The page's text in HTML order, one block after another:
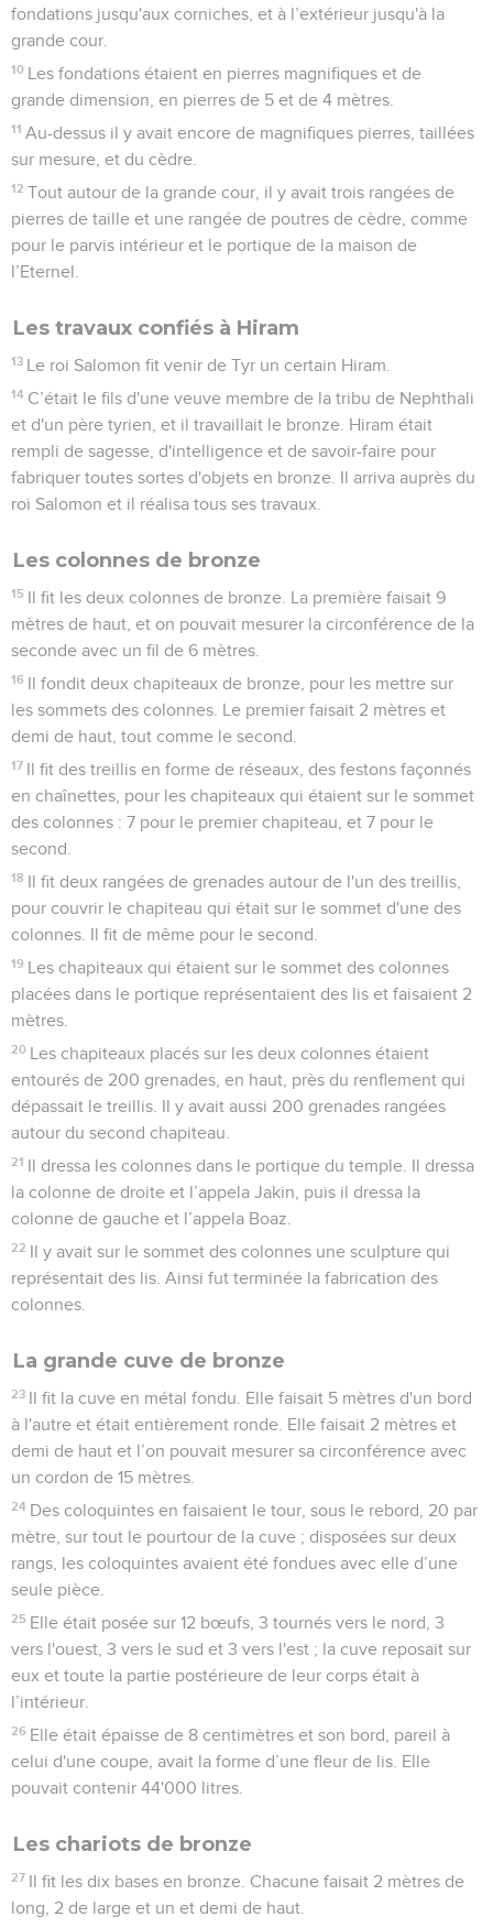
fondations jusqu'aux corniches, et à l’extérieur jusqu'à la
grande cour.
10 Les fondations étaient en pierres magnifiques et de
grande dimension, en pierres de 5 et de 4 mètres.
11 Au-dessus il y avait encore de magnifiques pierres, taillées
sur mesure, et du cèdre.
12 Tout autour de la grande cour, il y avait trois rangées de
pierres de taille et une rangée de poutres de cèdre, comme
pour le parvis intérieur et le portique de la maison de
l’Eternel.
Les travaux confiés à Hiram
13 Le roi Salomon fit venir de Tyr un certain Hiram.
14 C’était le fils d'une veuve membre de la tribu de Nephthali
et d'un père tyrien, et il travaillait le bronze. Hiram était
rempli de sagesse, d'intelligence et de savoir-faire pour
fabriquer toutes sortes d'objets en bronze. Il arriva auprès du
roi Salomon et il réalisa tous ses travaux.
Les colonnes de bronze
15 Il fit les deux colonnes de bronze. La première faisait 9
mètres de haut, et on pouvait mesurer la circonférence de la
seconde avec un fil de 6 mètres.
16 Il fondit deux chapiteaux de bronze, pour les mettre sur
les sommets des colonnes. Le premier faisait 2 mètres et
demi de haut, tout comme le second.
17 Il fit des treillis en forme de réseaux, des festons façonnés
en chaînettes, pour les chapiteaux qui étaient sur le sommet
des colonnes : 7 pour le premier chapiteau, et 7 pour le
second.
18 Il fit deux rangées de grenades autour de l'un des treillis,
pour couvrir le chapiteau qui était sur le sommet d'une des
colonnes. Il fit de même pour le second.
19 Les chapiteaux qui étaient sur le sommet des colonnes
placées dans le portique représentaient des lis et faisaient 2
mètres.
20 Les chapiteaux placés sur les deux colonnes étaient
entourés de 200 grenades, en haut, près du renflement qui
dépassait le treillis. Il y avait aussi 200 grenades rangées
autour du second chapiteau.
21 Il dressa les colonnes dans le portique du temple. Il dressa
la colonne de droite et l’appela Jakin, puis il dressa la
colonne de gauche et l’appela Boaz.
22 Il y avait sur le sommet des colonnes une sculpture qui
représentait des lis. Ainsi fut terminée la fabrication des
colonnes.
La grande cuve de bronze
23 Il fit la cuve en métal fondu. Elle faisait 5 mètres d'un bord
à l'autre et était entièrement ronde. Elle faisait 2 mètres et
demi de haut et l’on pouvait mesurer sa circonférence avec
un cordon de 15 mètres.
24 Des coloquintes en faisaient le tour, sous le rebord, 20 par
mètre, sur tout le pourtour de la cuve ; disposées sur deux
rangs, les coloquintes avaient été fondues avec elle d’une
seule pièce.
25 Elle était posée sur 12 bœufs, 3 tournés vers le nord, 3
vers l'ouest, 3 vers le sud et 3 vers l'est ; la cuve reposait sur
eux et toute la partie postérieure de leur corps était à
l’intérieur.
26 Elle était épaisse de 8 centimètres et son bord, pareil à
celui d'une coupe, avait la forme d’une fleur de lis. Elle
pouvait contenir 44'000 litres.
Les chariots de bronze
27 Il fit les dix bases en bronze. Chacune faisait 2 mètres de
long, 2 de large et un et demi de haut.